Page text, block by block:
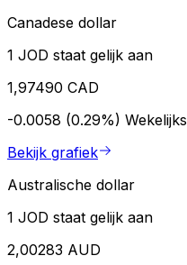
Canadese dollar
1 JOD staat gelijk aan
1,97490 CAD
-0.0058 (0.29%) Wekelijks
Bekijk grafiek
Australische dollar
1 JOD staat gelijk aan
2,00283 AUD